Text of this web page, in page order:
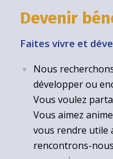
Devenir
Faites vivre et
Nous
développer ou
Vous voulez
Vous aimez
vous rendre utile
rencontrons-